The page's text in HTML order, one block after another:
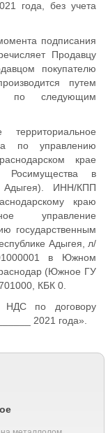
года, без учета
подписания
Продавцу
покупателю
путем
по следующим
территориальное
по управлению
крае
Росимущества в
Адыгея). ИНН/КПП
краю
управление
государственным
Адыгея, л/
в Южном
(Южное ГУ
КБК 0.
НДС по договору
2021 года».